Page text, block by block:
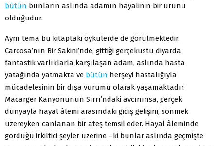
bütün bunların aslında adamın hayalinin bir ürünü
olduğudur.
Aynı tema bu kitaptaki öykülerde de görülmektedir.
Carcosa’nın Bir Sakini’nde, gittiği gerçeküstü diyarda
fantastik varlıklarla karşılaşan adam, aslında hasta
yatağında yatmakta ve bütün herşeyi hastalığıyla
mücadelesinin bir dışa vurumu olarak yaşamaktadır.
Macarger Kanyonunun Sırrı’ndaki avcınınsa, gerçek
dünyayla hayal âlemi arasındaki gidiş gelişini, sönmek
üzereyken canlanan bir ateş temsil eder. Hayal âleminde
gördüğü irkiltici şeyler üzerine –ki bunlar aslında geçmişte